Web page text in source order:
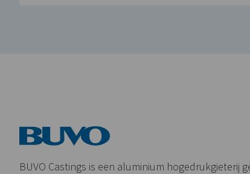
BUVO Castings is een aluminium hogedrukgieterij